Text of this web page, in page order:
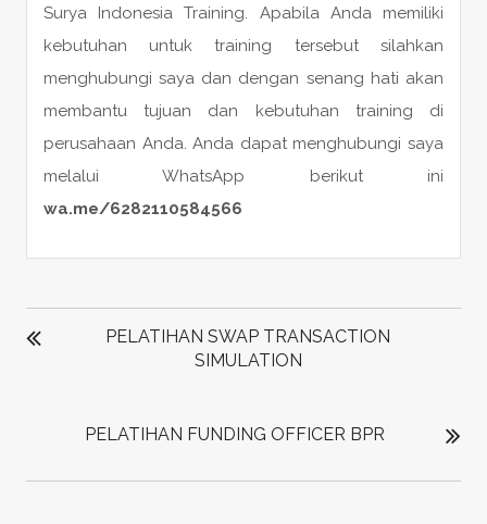
Surya Indonesia Training. Apabila Anda memiliki
kebutuhan untuk training tersebut silahkan
menghubungi saya dan dengan senang hati akan
membantu tujuan dan kebutuhan training di
perusahaan Anda. Anda dapat menghubungi saya
melalui WhatsApp berikut ini
wa.me/6282110584566
POST
NAVIGATIONPELATIHAN SWAP TRANSACTION
SIMULATION
PELATIHAN FUNDING OFFICER BPR